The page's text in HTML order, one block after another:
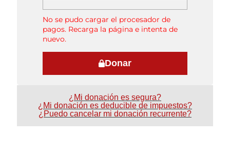
No se pudo cargar el procesador de
pagos. Recarga la página e intenta de
nuevo.
Donar
¿Mi donación es segura?
¿Mi donación es deducible de impuestos?
¿Puedo cancelar mi donación recurrente?